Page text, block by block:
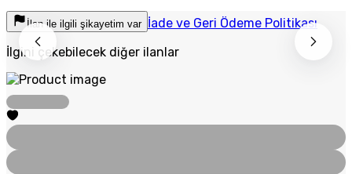
İlan ile ilgili şikayetim var İade ve Geri Ödeme Politikası
İlgini çekebilecek diğer ilanlar